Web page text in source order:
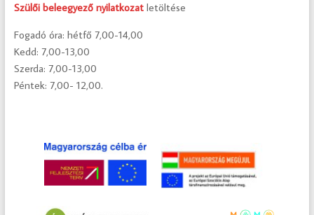
Szülői beleegyező nyilatkozatletöltése
Fogadó óra: hétfő 7,00-14,00
Kedd: 7,00-13,00
Szerda: 7,00-13,00
Péntek: 7,00- 12,00.